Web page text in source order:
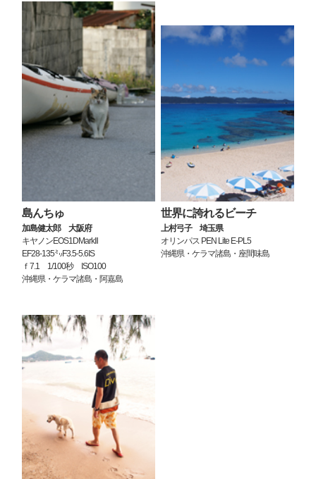
島んちゅ
加島健太郎 大阪府
キヤノンEOS1DMarkⅡ
EF28-135㍉F3.5-5.6IS
ｆ7.1 1/100秒 ISO100
沖縄県・ケラマ諸島・阿嘉島
世界に誇れるビーチ
上村弓子 埼玉県
オリンパス PEN Lite E-PL5
沖縄県・ケラマ諸島・座間味島